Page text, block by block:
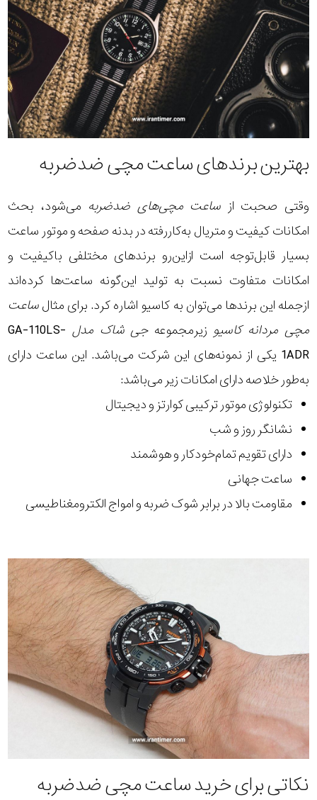
بهترین برندهای ساعت مچی ضدضربه
وقتی صحبت از ساعت مچی‌های ضدضربه می‌شود، بحث
امکانات کیفیت و متریال به‌کاررفته در بدنه صفحه و موتور ساعت
بسیار قابل‌توجه است ازاین‌رو برندهای مختلفی باکیفیت و
امکانات متفاوت نسبت به تولید این‌گونه ساعت‌ها کرده‌اند
ازجمله این برندها می‌توان به کاسیو اشاره کرد. برای مثالساعت
مچی مردانه کاسیو زیرمجموعهجی شاک مدل GA-110LS-
1ADR یکی از نمونه‌های این شرکت می‌باشد. این ساعت دارای
به‌طور خلاصه دارای امکانات زیر می‌باشد:
تکنولوژی موتور ترکیبی کوارتز و دیجیتال
نشانگر روز و شب
دارای تقویم تمام‌خودکار و هوشمند
ساعت جهانی
مقاومت بالا در برابر شوک ضربه و امواج الکترومغناطیسی
نکاتی برای خرید ساعت مچی ضدضربه